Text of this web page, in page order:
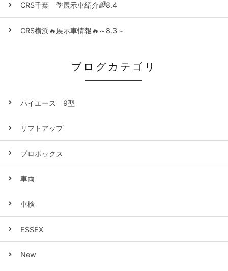
CRS千葉 🌴展示車紹介🌈8.4
CRS横浜🔥展示車情報🔥～8.3～
ブログカテゴリ
ハイエース 9型
リフトアップ
プロボックス
車両
車検
ESSEX
New